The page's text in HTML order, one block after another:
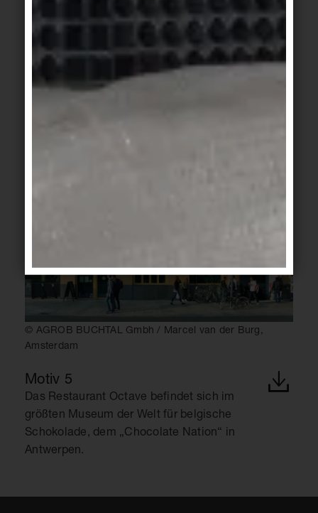
© AGROB BUCHTAL Gmbh / Marcel van der Burg,
Amsterdam
© AGROB BUCHTAL Gmbh / Marcel van der Burg,
Amsterdam
Motiv 5
Das Restaurant Octave befindet sich im
größten Museum der Welt für belgische
Schokolade, dem „Chocolate Nation“ in
Antwerpen.